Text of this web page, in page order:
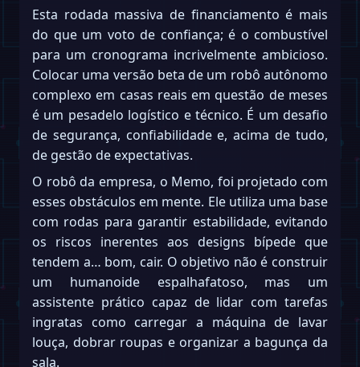
Esta rodada massiva de financiamento é mais
do que um voto de confiança; é o combustível
para um cronograma incrivelmente ambicioso.
Colocar uma versão beta de um robô autônomo
complexo em casas reais em questão de meses
é um pesadelo logístico e técnico. É um desafio
de segurança, confiabilidade e, acima de tudo,
de gestão de expectativas.
O robô da empresa, o Memo, foi projetado com
esses obstáculos em mente. Ele utiliza uma base
com rodas para garantir estabilidade, evitando
os riscos inerentes aos designs bípede que
tendem a… bom, cair. O objetivo não é construir
um humanoide espalhafatoso, mas um
assistente prático capaz de lidar com tarefas
ingratas como carregar a máquina de lavar
louça, dobrar roupas e organizar a bagunça da
sala.